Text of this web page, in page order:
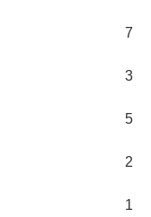
7
3
5
2
1